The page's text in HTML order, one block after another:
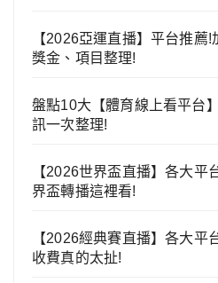
【2026亞運直播】平台推薦!
獎金、項目整理!
盤點10大【體育線上看平台
訊一次整理!
【2026世界盃直播】各大平
界盃轉播這裡看!
【2026經典賽直播】各大平
收費真的太扯!